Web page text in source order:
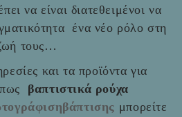
να είναι διατεθειμένοι να
ένα νέο ρόλο στη
τους…
και τα προϊόντα για
βαπτιστικά ρούχα
μπορείτε